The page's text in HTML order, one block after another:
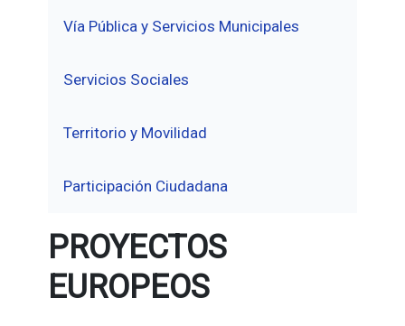
Vía Pública y Servicios Municipales
Servicios Sociales
Territorio y Movilidad
Participación Ciudadana
PROYECTOS
EUROPEOS